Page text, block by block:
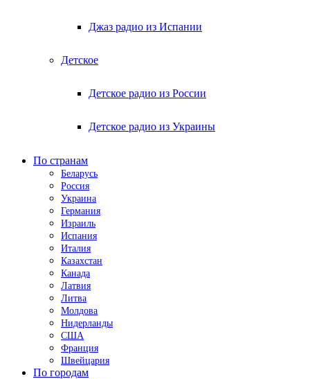
Джаз радио из Испании
Детское
Детское радио из России
Детское радио из Украины
По странам
Беларусь
Россия
Украина
Германия
Израиль
Испания
Италия
Казахстан
Канада
Латвия
Литва
Молдова
Нидерланды
США
Франция
Швейцария
По городам